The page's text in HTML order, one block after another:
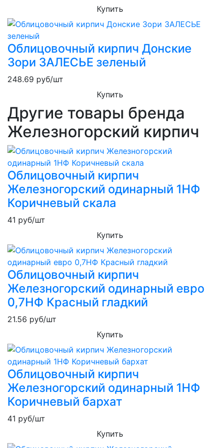
Купить
Облицовочный кирпич Донские
Зори ЗАЛЕСЬЕ зеленый
248.69 руб/шт
Купить
Другие товары бренда
Железногорский кирпич
Облицовочный кирпич
Железногорский одинарный 1НФ
Коричневый скала
41 руб/шт
Купить
Облицовочный кирпич
Железногорский одинарный евро
0,7НФ Красный гладкий
21.56 руб/шт
Купить
Облицовочный кирпич
Железногорский одинарный 1НФ
Коричневый бархат
41 руб/шт
Купить